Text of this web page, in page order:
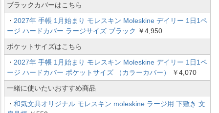
ブラックカバーはこちら
・ 2027年 手帳 1月始まり モレスキン Moleskine デイリー 1日1ペ
ージ ハードカバー ラージサイズ ブラック ￥4,950
ポケットサイズはこちら
・ 2027年 手帳 1月始まり モレスキン Moleskine デイリー 1日1ペ
ージ ハードカバー ポケットサイズ （カラーカバー）
￥4,070
一緒に使いたいおすすめ商品
・ 和気文具オリジナル モレスキン moleskine ラージ用 下敷き 文